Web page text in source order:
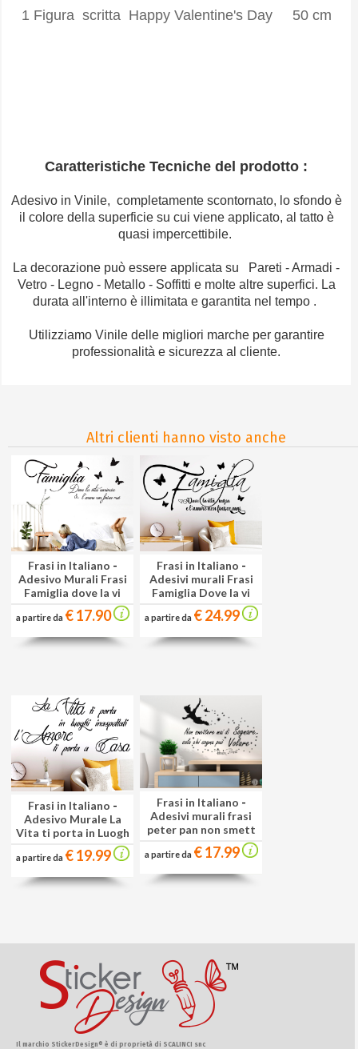
1 Figura scritta Happy Valentine's Day 50 cm
Caratteristiche Tecniche del prodotto :
Adesivo in Vinile, completamente scontornato, lo sfondo è
il colore della superficie su cui viene applicato, al tatto è
quasi impercettibile.
La decorazione può essere applicata su Pareti - Armadi -
Vetro - Legno - Metallo - Soffitti e molte altre superfici. La
durata all'interno è illimitata e garantita nel tempo .
Utilizziamo Vinile delle migliori marche per garantire
professionalità e sicurezza al cliente.
Altri clienti hanno visto anche
Frasi in Italiano -
Adesivo Murali Frasi
Famiglia dove la vi
a partire da € 17.90
Frasi in Italiano -
Adesivi murali Frasi
Famiglia Dove la vi
a partire da € 24.99
Frasi in Italiano -
Adesivo Murale La
Vita ti porta in Luogh
a partire da € 19.99
Frasi in Italiano -
Adesivi murali frasi
peter pan non smett
a partire da € 17.99
Il marchio StickerDesign® è di proprietà di SCALINCI snc